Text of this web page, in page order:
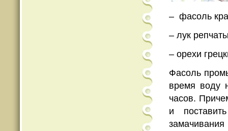
– фасоль
– лук
– орехи
Фасоль
время воду
часов.
и